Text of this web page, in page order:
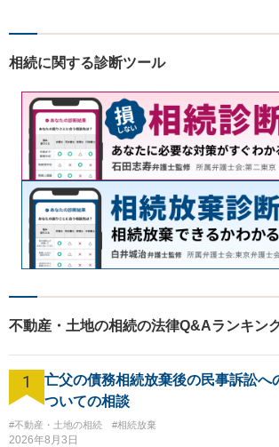
相続に関する診断ツール
不動産・土地の相続の法律Q&Aランキン
1
亡父の債務相続放棄後の民事訴訟へ
ついての相談
#不動産・土地の相続 #相続放棄
2026年8月3日